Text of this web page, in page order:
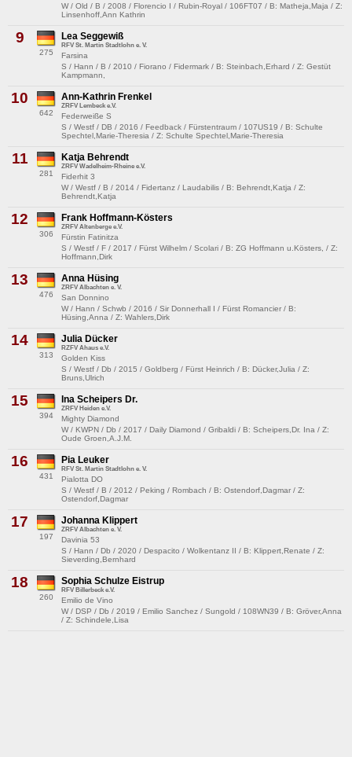
W / Old / B / 2008 / Florencio I / Rubin-Royal / 106FT07 / B: Matheja,Maja / Z:
Linsenhoff,Ann Kathrin
9
275
Lea Seggewiß
RFV St. Martin Stadtlohn e. V.
Farsina
S / Hann / B / 2010 / Fiorano / Fidermark / B: Steinbach,Erhard / Z: Gestüt
Kampmann,
10
642
Ann-Kathrin Frenkel
ZRFV Lembeck e.V.
Federweiße S
S / Westf / DB / 2016 / Feedback / Fürstentraum / 107US19 / B: Schulte
Spechtel,Marie-Theresia / Z: Schulte Spechtel,Marie-Theresia
11
281
Katja Behrendt
ZRFV Wadelheim-Rheine e.V.
Fiderhit 3
W / Westf / B / 2014 / Fidertanz / Laudabilis / B: Behrendt,Katja / Z:
Behrendt,Katja
12
306
Frank Hoffmann-Kösters
ZRFV Altenberge e.V.
Fürstin Fatinitza
S / Westf / F / 2017 / Fürst Wilhelm / Scolari / B: ZG Hoffmann u.Kösters, / Z:
Hoffmann,Dirk
13
476
Anna Hüsing
ZRFV Albachten e. V.
San Donnino
W / Hann / Schwb / 2016 / Sir Donnerhall I / Fürst Romancier / B:
Hüsing,Anna / Z: Wahlers,Dirk
14
313
Julia Dücker
RZFV Ahaus e.V.
Golden Kiss
S / Westf / Db / 2015 / Goldberg / Fürst Heinrich / B: Dücker,Julia / Z:
Bruns,Ulrich
15
394
Ina Scheipers Dr.
ZRFV Heiden e.V.
Mighty Diamond
W / KWPN / Db / 2017 / Daily Diamond / Gribaldi / B: Scheipers,Dr. Ina / Z:
Oude Groen,A.J.M.
16
431
Pia Leuker
RFV St. Martin Stadtlohn e. V.
Pialotta DO
S / Westf / B / 2012 / Peking / Rombach / B: Ostendorf,Dagmar / Z:
Ostendorf,Dagmar
17
197
Johanna Klippert
ZRFV Albachten e. V.
Davinia 53
S / Hann / Db / 2020 / Despacito / Wolkentanz II / B: Klippert,Renate / Z:
Sieverding,Bernhard
18
260
Sophia Schulze Eistrup
RFV Billerbeck e.V.
Emilio de Vino
W / DSP / Db / 2019 / Emilio Sanchez / Sungold / 108WN39 / B: Gröver,Anna
/ Z: Schindele,Lisa